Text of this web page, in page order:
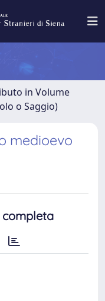
in Volume
o Saggio)
medioevo
completa